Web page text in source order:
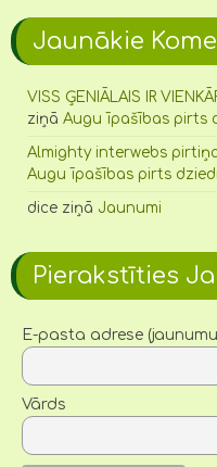
Jaunākie
VISS ĢENIĀLAIS IR
ziņā Augu īpašības pirts
Almighty interwebs
Augu īpašības pirts
diceziņā Jaunumi
Pierakstīties
E-pasta adrese
Vārds